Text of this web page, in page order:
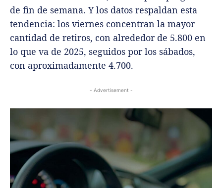
de fin de semana. Y los datos respaldan esta
tendencia: los viernes concentran la mayor
cantidad de retiros, con alrededor de 5.800 en
lo que va de 2025, seguidos por los sábados,
con aproximadamente 4.700.
- Advertisement -